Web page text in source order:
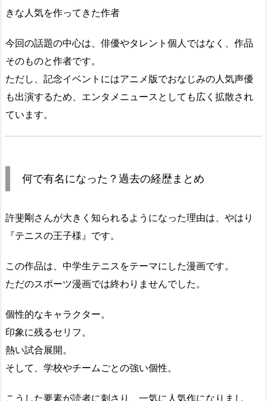
きな人気を作ってきた作者
今回の話題の中心は、俳優やタレント個人ではなく、作品
そのものと作者です。
ただし、記念イベントにはアニメ版でおなじみの人気声優
も出演するため、エンタメニュースとしても広く拡散され
ています。
何で有名になった？過去の経歴まとめ
許斐剛さんが大きく知られるようになった理由は、やはり
『テニスの王子様』です。
この作品は、中学生テニスをテーマにした漫画です。
ただのスポーツ漫画では終わりませんでした。
個性的なキャラクター。
印象に残るセリフ。
熱い試合展開。
そして、学校やチームごとの強い個性。
こうした要素が読者に刺さり、一気に人気作になりまし